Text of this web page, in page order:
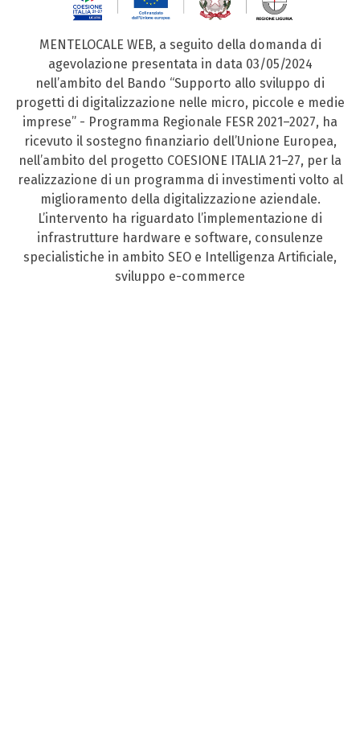
MENTELOCALE WEB, a seguito della domanda di
agevolazione presentata in data 03/05/2024
nell’ambito del Bando “Supporto allo sviluppo di
progetti di digitalizzazione nelle micro, piccole e medie
imprese” - Programma Regionale FESR 2021–2027, ha
ricevuto il sostegno finanziario dell’Unione Europea,
nell’ambito del progetto COESIONE ITALIA 21–27, per la
realizzazione di un programma di investimenti volto al
miglioramento della digitalizzazione aziendale.
L’intervento ha riguardato l’implementazione di
infrastrutture hardware e software, consulenze
specialistiche in ambito SEO e Intelligenza Artificiale,
sviluppo e-commerce